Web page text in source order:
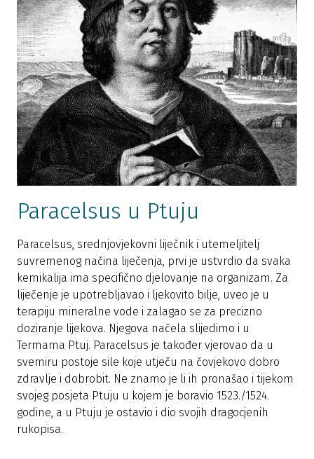
Paracelsus u Ptuju
Paracelsus, srednjovjekovni liječnik i utemeljitelj
suvremenog načina liječenja, prvi je ustvrdio da svaka
kemikalija ima specifično djelovanje na organizam. Za
liječenje je upotrebljavao i ljekovito bilje, uveo je u
terapiju mineralne vode i zalagao se za precizno
doziranje lijekova. Njegova načela slijedimo i u
Termama Ptuj. Paracelsus je također vjerovao da u
svemiru postoje sile koje utječu na čovjekovo dobro
zdravlje i dobrobit. Ne znamo je li ih pronašao i tijekom
svojeg posjeta Ptuju u kojem je boravio 1523./1524.
godine, a u Ptuju je ostavio i dio svojih dragocjenih
rukopisa.